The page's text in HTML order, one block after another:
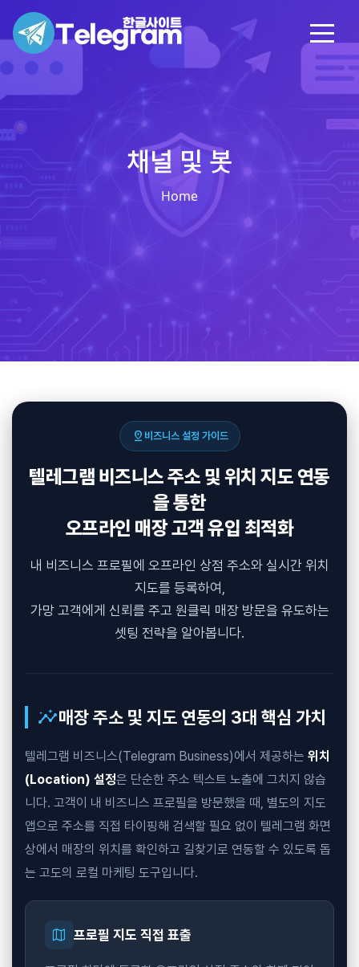
채널 및 봇
Home
pin_drop 비즈니스 설정 가이드
텔레그램 비즈니스 주소 및 위치 지도 연동
을 통한
오프라인 매장 고객 유입 최적화
내 비즈니스 프로필에 오프라인 상점 주소와 실시간 위치
지도를 등록하여,
가망 고객에게 신뢰를 주고 원클릭 매장 방문을 유도하는
셋팅 전략을 알아봅니다.
insights매장 주소 및 지도 연동의 3대 핵심 가치
텔레그램 비즈니스(Telegram Business)에서 제공하는 위치
(Location) 설정은 단순한 주소 텍스트 노출에 그치지 않습
니다. 고객이 내 비즈니스 프로필을 방문했을 때, 별도의 지도
앱으로 주소를 직접 타이핑해 검색할 필요 없이 텔레그램 화면
상에서 매장의 위치를 확인하고 길찾기로 연동할 수 있도록 돕
는 고도의 로컬 마케팅 도구입니다.
map 프로필 지도 직접 표출